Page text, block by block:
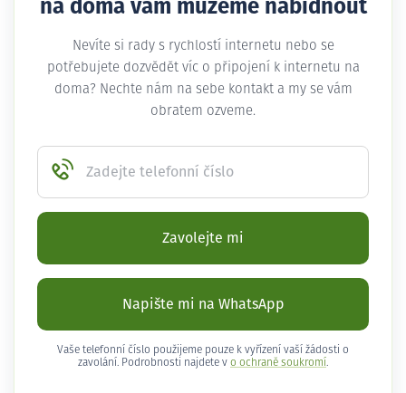
na doma vám můžeme nabídnout
Nevíte si rady s rychlostí internetu nebo se
potřebujete dozvědět víc o připojení k internetu na
doma? Nechte nám na sebe kontakt a my se vám
obratem ozveme.
Zadejte telefonní číslo
Zavolejte mi
Napište mi na WhatsApp
Vaše telefonní číslo použijeme pouze k vyřízení vaší žádosti o
zavolání. Podrobnosti najdete v o ochraně soukromí .